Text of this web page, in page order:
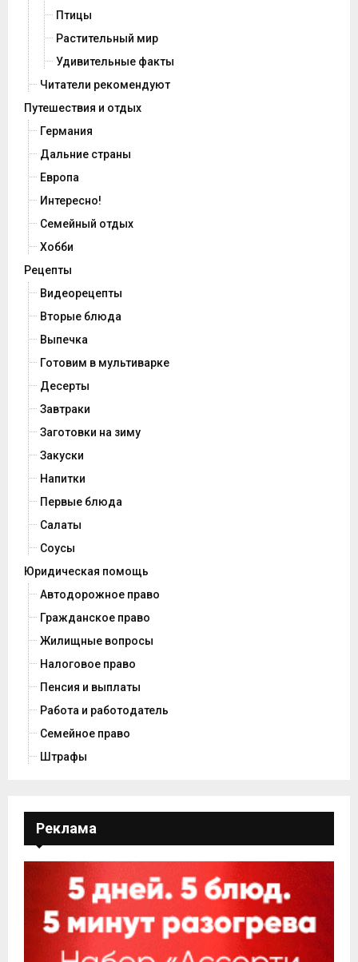
Птицы
Растительный мир
Удивительные факты
Читатели рекомендуют
Путешествия и отдых
Германия
Дальние страны
Европа
Интересно!
Семейный отдых
Хобби
Рецепты
Видеорецепты
Вторые блюда
Выпечка
Готовим в мультиварке
Десерты
Завтраки
Заготовки на зиму
Закуски
Напитки
Первые блюда
Салаты
Соусы
Юридическая помощь
Автодорожное право
Гражданское право
Жилищные вопросы
Налоговое право
Пенсия и выплаты
Работа и работодатель
Семейное право
Штрафы
Реклама